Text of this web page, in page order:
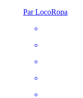
Par LocoRopa